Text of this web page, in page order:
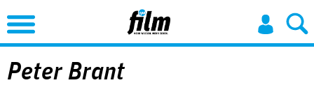
Jump to Navigation
Peter Brant